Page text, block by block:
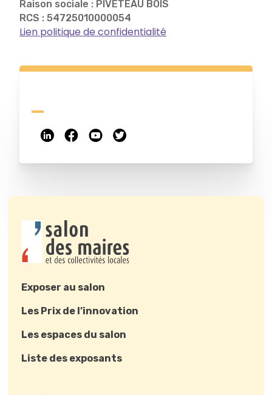
Raison sociale : PIVETEAU BOIS
RCS : 54725010000054
Lien politique de confidentialité
Exposer au salon
Les Prix de l’innovation
Les espaces du salon
Liste des exposants